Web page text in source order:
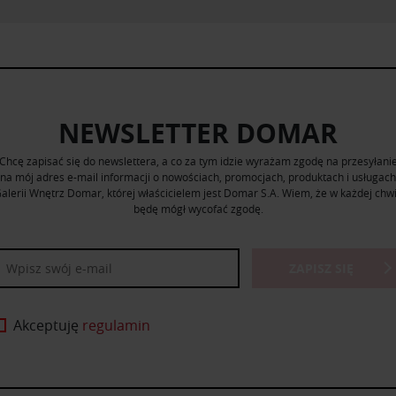
NEWSLETTER DOMAR
zapisać się do newslettera, a co za tym idzie wyrażam zgodę na
na mój adres e-mail informacji o nowościach, promocjach, produktach i usługach
Wnętrz Domar, której właścicielem jest Domar S.A. Wiem, że w każdej
będę mógł wycofać zgodę.
Akceptuję regulamin